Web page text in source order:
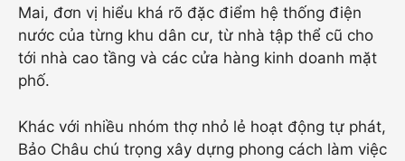
Mai, đơn vị hiểu khá rõ đặc điểm hệ thống điện
nước của từng khu dân cư, từ nhà tập thể cũ cho
tới nhà cao tầng và các cửa hàng kinh doanh mặt
phố.
Khác với nhiều nhóm thợ nhỏ lẻ hoạt động tự phát,
Bảo Châu chú trọng xây dựng phong cách làm việc